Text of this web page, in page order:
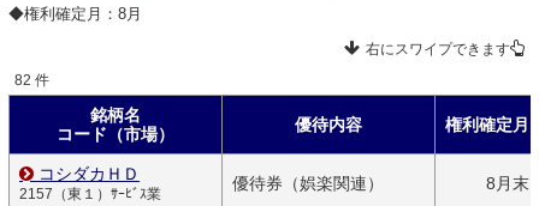
◆権利確定月：8月
右にスワイプできます
82 件
銘柄名
コード（市場）
優待内容 権利確定月
コシダカＨＤ
2157（東１）ｻｰﾋﾞｽ業
優待券（娯楽関連） 8月末